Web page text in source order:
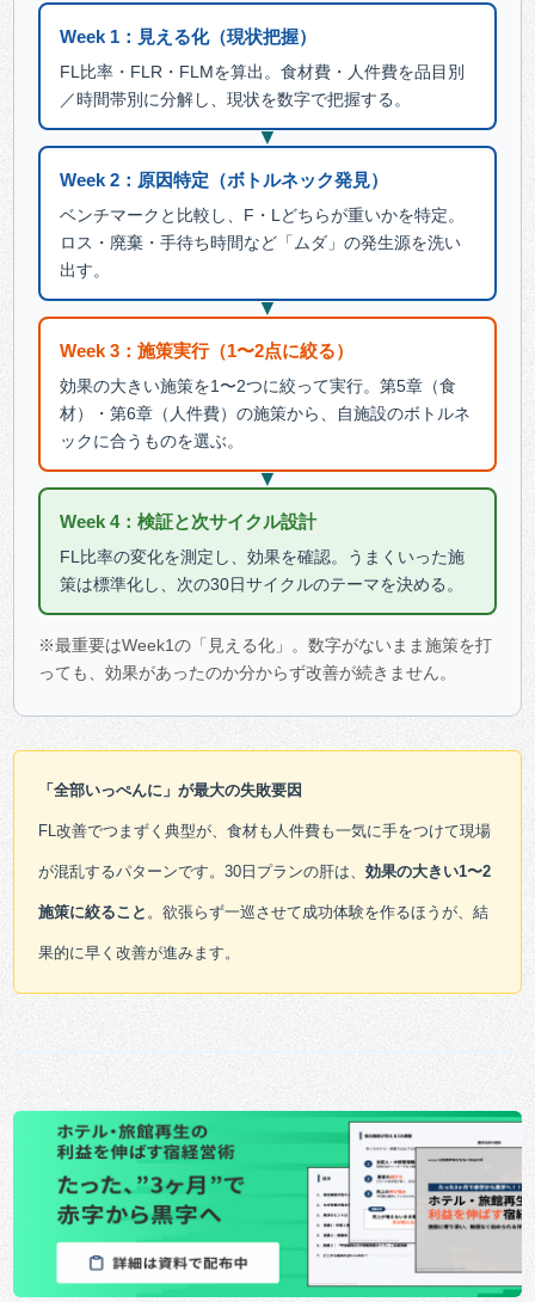
Week 1：見える化（現状把握）
FL比率・FLR・FLMを算出。食材費・人件費を品目別
／時間帯別に分解し、現状を数字で把握する。
▼
Week 2：原因特定（ボトルネック発見）
ベンチマークと比較し、F・Lどちらが重いかを特定。
ロス・廃棄・手待ち時間など「ムダ」の発生源を洗い
出す。
▼
Week 3：施策実行（1〜2点に絞る）
効果の大きい施策を1〜2つに絞って実行。第5章（食
材）・第6章（人件費）の施策から、自施設のボトルネ
ックに合うものを選ぶ。
▼
Week 4：検証と次サイクル設計
FL比率の変化を測定し、効果を確認。うまくいった施
策は標準化し、次の30日サイクルのテーマを決める。
※最重要はWeek1の「見える化」。数字がないまま施策を打
っても、効果があったのか分からず改善が続きません。
「全部いっぺんに」が最大の失敗要因
FL改善でつまずく典型が、食材も人件費も一気に手をつけて現場
が混乱するパターンです。30日プランの肝は、効果の大きい1〜2
施策に絞ること 。欲張らず一巡させて成功体験を作るほうが、結
果的に早く改善が進みます。